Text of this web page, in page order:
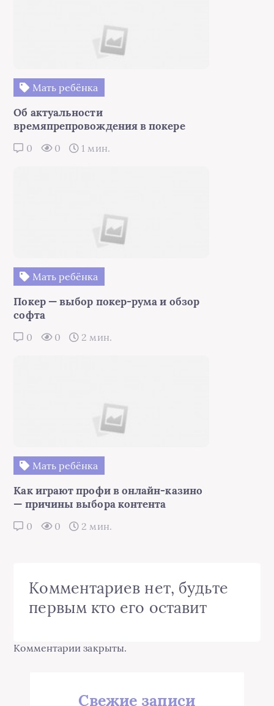
Мать ребёнка
Об актуальности
времяпрепровождения в покере
0 0 1 мин.
Мать ребёнка
Покер — выбор покер-рума и обзор
софта
0 0 2 мин.
Мать ребёнка
Как играют профи в онлайн-казино
— причины выбора контента
0 0 2 мин.
Комментариев нет, будьте
первым кто его оставит
Комментарии закрыты.
Свежие записи